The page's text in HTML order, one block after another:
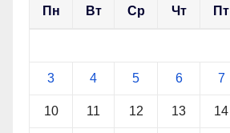
Пн Вт Ср Чт Пт
3 4 5 6 7
10 11 12 13 14